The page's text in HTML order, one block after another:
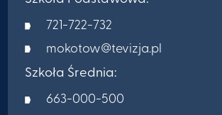
721-722-732
mokotow@tevizja.pl
Szkoła Średnia:
663-000-500